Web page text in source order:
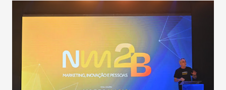
população suspeita e de cuidados com os ambientes
públicos e domiciliares. “Nós não estamos vivendo uma
epidemia comum, como temos em todos os anos, com
aumento de casos de dengue, influenza ou H1N1. Trata-se
de uma epidemia com um vírus diferente, com um poder de
contaminação maior que outros coronavírus”, apontou o